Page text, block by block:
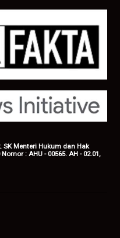
SK Menteri Hukum dan Hak
: AHU - 00565. AH - 02.01,